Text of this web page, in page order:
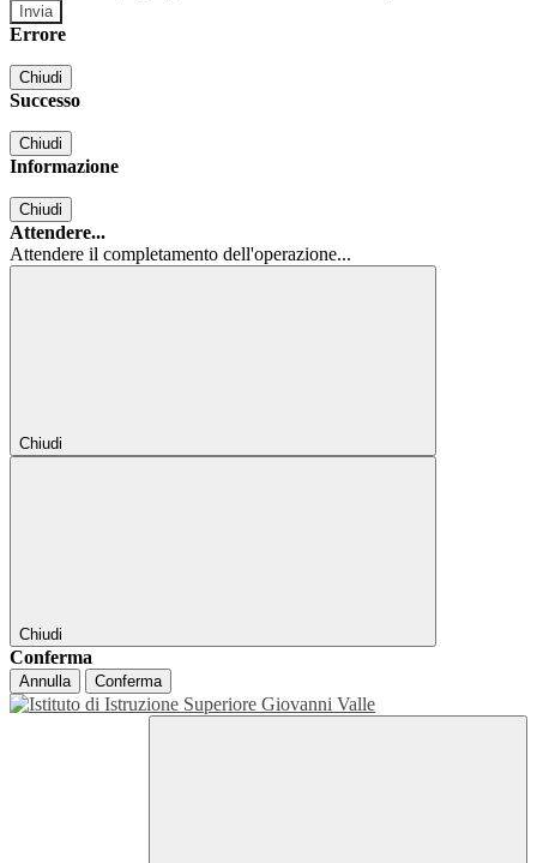
Errore
Chiudi
Successo
Chiudi
Informazione
Chiudi
Attendere...
Attendere il completamento dell'operazione...
Chiudi
Chiudi
Conferma
Annulla Conferma